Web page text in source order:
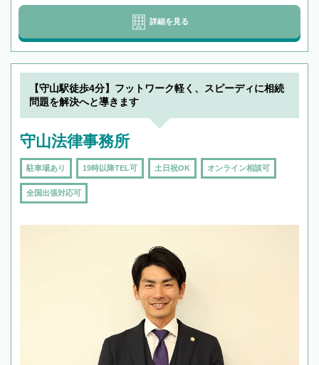
詳細を見る
【守山駅徒歩4分】フットワーク軽く、スピーディに相続
問題を解決へと導きます
守山法律事務所
駐車場あり 19時以降TEL可 土日祝OK オンライン相談可
全国出張対応可